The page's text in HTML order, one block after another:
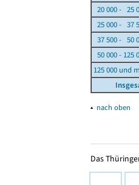
20 000 - 25
25 000 - 37
37 500 - 50
50 000 - 125
125 000 und
▴ nach oben
Das